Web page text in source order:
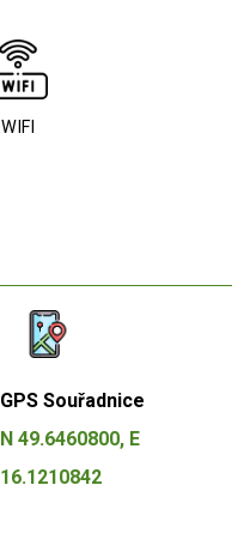
WIFI
GPS Souřadnice
N 49.6460800, E
16.1210842